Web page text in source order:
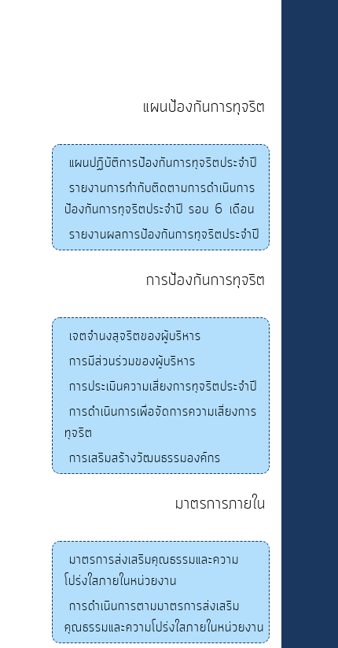
แผนป้องกันการทุจริต
แผนปฏิบัติการป้องกันการทุจริตประจำปี
รายงานการกำกับติดตามการดำเนินการ
ป้องกันการทุจริตประจำปี รอบ 6 เดือน
รายงานผลการป้องกันการทุจริตประจำปี
การป้องกันการทุจริต
เจตจำนงสุจริตของผู้บริหาร
การมีส่วนร่วมของผู้บริหาร
การประเมินความเสี่ยงการทุจริตประจำปี
การดำเนินการเพื่อจัดการความเสี่ยงการ
ทุจริต
การเสริมสร้างวัฒนธรรมองค์กร
มาตรการภายใน
มาตรการส่งเสริมคุณธรรมและความ
โปร่งใสภายในหน่วยงาน
การดำเนินการตามมาตรการส่งเสริม
คุณธรรมและความโปร่งใสภายในหน่วยงาน